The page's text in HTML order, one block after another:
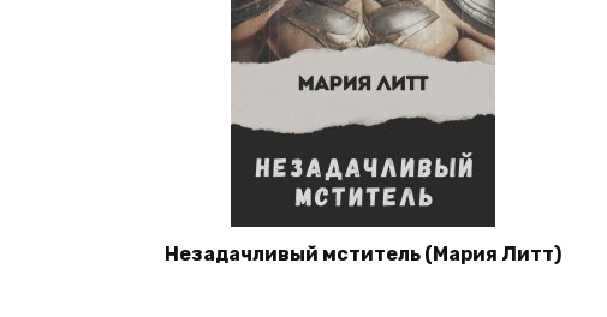
Незадачливый мститель (Мария Литт)